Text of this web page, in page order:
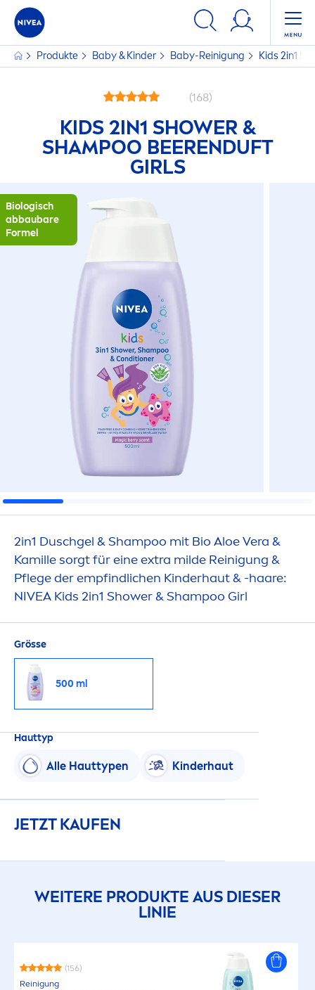
Produkte Baby & Kinder Baby-Reinigung Kids 2in1
(168)
KIDS 2IN1 SHOWER &
SHAMPOO BEERENDUFT
GIRLS
Biologisch
abbaubare
Formel
2in1 Duschgel & Shampoo mit Bio Aloe Vera &
Kamille sorgt für eine extra milde Reinigung &
Pflege der empfindlichen Kinderhaut & -haare:
NIVEA Kids 2in1 Shower & Shampoo Girl
Grösse
500 ml
Hauttyp
Alle Hauttypen Kinderhaut
JETZT KAUFEN
WEITERE PRODUKTE AUS DIESER
LINIE
(156)
Reinigung